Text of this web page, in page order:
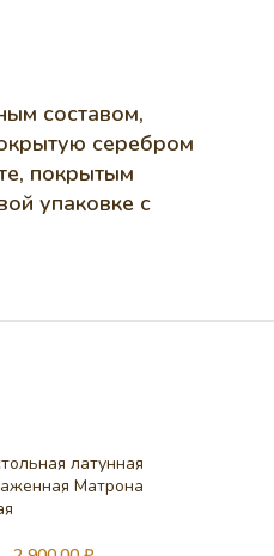
составом,
серебром
покрытым
упаковке с
латунная
Матрона